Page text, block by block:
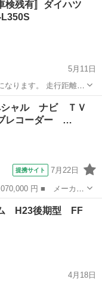
イドドア キーレス ...
検残有〛ダイハツ
5月11日
走行距離16
りますのでとりあえず
シャル ナビ ＴＶ
レコーダー …
提携サイト 7月22日
ド名： Ｘスペシャ
ーダー ＥＴＣ スマ
H23後期型 FF
4月18日